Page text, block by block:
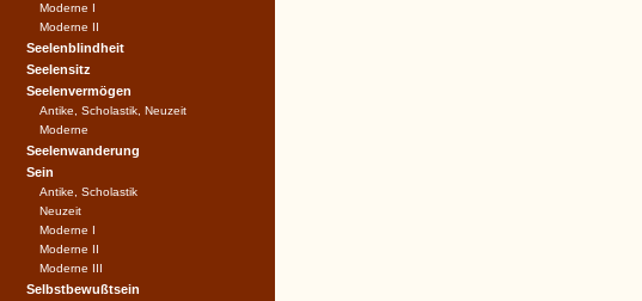
Moderne I
Moderne II
Seelenblindheit
Seelensitz
Seelenvermögen
Antike, Scholastik, Neuzeit
Moderne
Seelenwanderung
Sein
Antike, Scholastik
Neuzeit
Moderne I
Moderne II
Moderne III
Selbstbewußtsein